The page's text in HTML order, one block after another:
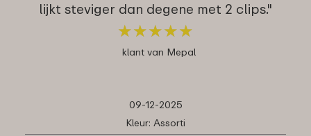
lijkt steviger dan degene met 2 clips."
★★★★★
★★★★★
klant van Mepal
09-12-2025
Kleur: Assorti